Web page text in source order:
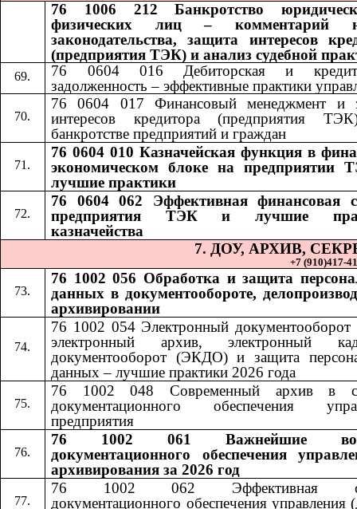
76 1006 212 Банкротство
физических лиц – комментарий
законодательства, защита интересов
(предприятия ТЭК) и анализ судебной
76 0604 016 Дебиторская и
задолженность – эффективные практики
76 0604 017 Финансовый менеджмент и
интересов кредитора (предприятия
банкротстве предприятий и граждан
76 0604 010 Казначейская функция в
экономическом блоке на
лучшие практики
76 0604 062 Эффективная финансовая
предприятия ТЭК и лучшие
казначейства
7. ДОУ, АРХИВ,
+7 (910)417-
76 1002 056 Обработка и защита
данных в документообороте,
архивировании
76 1002 054 Электронный
электронный архив, электронный
документооборот (ЭКДО) и защита
данных – лучшие практики 2026 года
76 1002 048 Современный архив в
документационного обеспечения
предприятия
76 1002 061 Важнейшие
документационного обеспечения
архивирования за 2026 год
76 1002 062 Эффективная
документационного обеспечения